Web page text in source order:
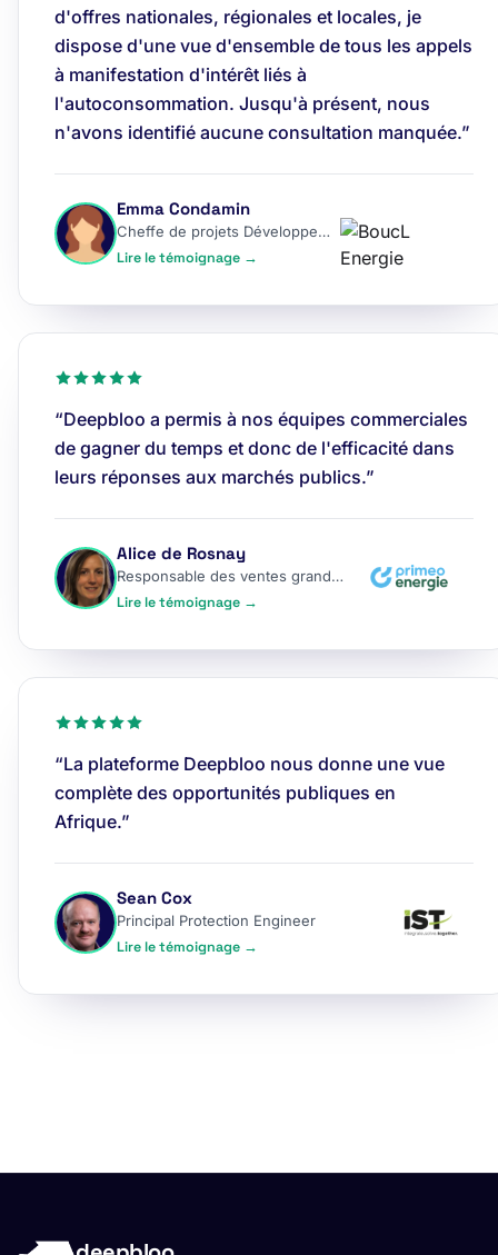
d'offres nationales, régionales et locales, je
dispose d'une vue d'ensemble de tous les appels
à manifestation d'intérêt liés à
l'autoconsommation. Jusqu'à présent, nous
n'avons identifié aucune consultation manquée.”
Emma Condamin
Cheffe de projets Développement
Lire le témoignage →
“Deepbloo a permis à nos équipes commerciales
de gagner du temps et donc de l'efficacité dans
leurs réponses aux marchés publics.”
Alice de Rosnay
Responsable des ventes grands comptes
Lire le témoignage →
“La plateforme Deepbloo nous donne une vue
complète des opportunités publiques en
Afrique.”
Sean Cox
Principal Protection Engineer
Lire le témoignage →